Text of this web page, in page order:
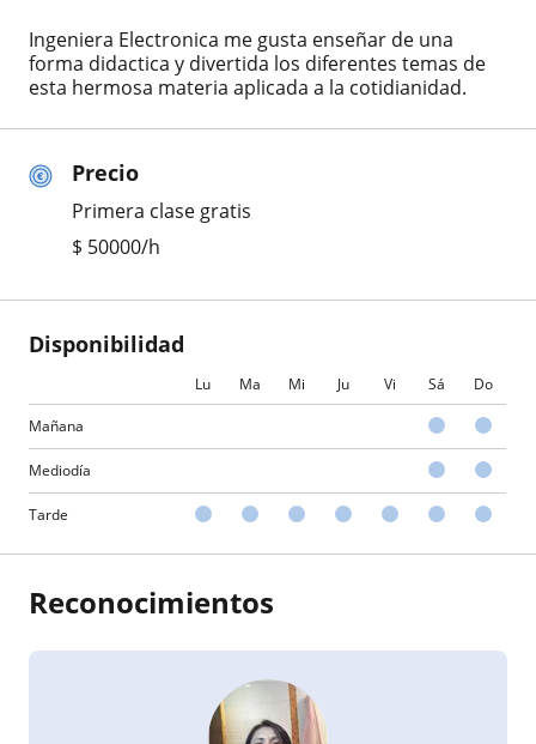
Precio
Primera clase gratis
$ 50000/h
Disponibilidad
Lu Ma Mi Ju Vi Sá Do
Mañana
Mediodía
Tarde
Ingeniera Electronica me gusta enseñar de una
forma didactica y divertida los diferentes temas de
esta hermosa materia aplicada a la cotidianidad.
Reconocimientos